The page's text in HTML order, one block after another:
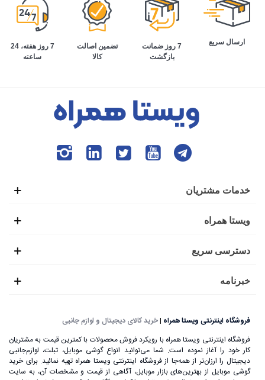
تاریخچه گوشی موبایل
این روزها برقراری تماس تلفنی به ساده‌ترین شکل ممکن اتفاق
می‌افتد. به طوری که افراد برای انجام تمام امور زندگی، وابستگی
همراه نیز همین موضوع بود تا افراد بتوانند در صورت نیاز،
این شرایط باعث شده بود تا گوشی‌های هوشمند اولیه با عنوان
دقیقه استفاده نیاز بود تا دوباره برای شارژ کامل، آن را به منبع
ارسال سریع
7 روز ضمانت
بازگشت
تضمین اصالت
کالا
7 روز هفته، 24
ساعته
خدمات مشتریان
ویستا همراه
دسترسی سریع
خبرنامه
فروشگاه اینترنتی ویستا همراه |خرید کالای دیجیتال و لوازم جانبی
فروشگاه اینترنتی ویستا همراه با رویکرد فروش محصولات با کمترین قیمت به مشتریان
کار خود را آغاز نموده است. شما می‌توانید انواع گوشی موبایل، تبلت، لوازم‌جانبی
دیجیتال را ارزان‌تر از همه‌جا از فروشگاه اینترنتی ویستا همراه تهیه نمائید. برای خرید
گوشی موبایل از بهترین‌های بازار موبایل، آگاهی از قیمت و مشخصات آن، به ‌سایت